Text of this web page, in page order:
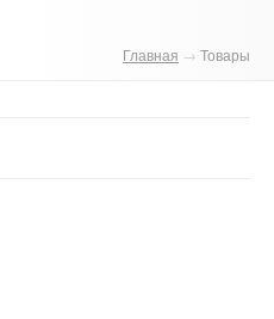
Главная → Товары